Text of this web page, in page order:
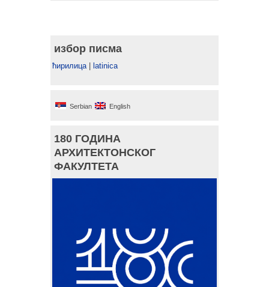
избор писма
ћирилица| latinica
Serbian English
180 ГОДИНА
АРХИТЕКТОНСКОГ
ФАКУЛТЕТА